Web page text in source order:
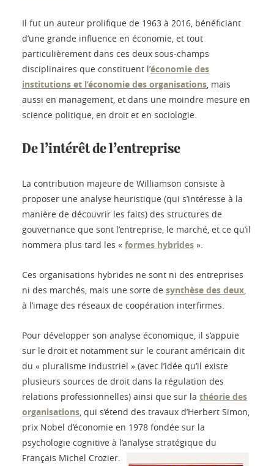
Il fut un auteur prolifique de 1963 à 2016, bénéficiant
d’une grande influence en économie, et tout
particulièrement dans ces deux sous-champs
disciplinaires que constituent l’économie des
institutions et l’économie des organisations, mais
aussi en management, et dans une moindre mesure en
science politique, en droit et en sociologie.
De l’intérêt de l’entreprise
La contribution majeure de Williamson consiste à
proposer une analyse heuristique (qui s’intéresse à la
manière de découvrir les faits) des structures de
gouvernance que sont l’entreprise, le marché, et ce qu’il
nommera plus tard les « formes hybrides ».
Ces organisations hybrides ne sont ni des entreprises
ni des marchés, mais une sorte de synthèse des deux,
à l’image des réseaux de coopération interfirmes.
Pour développer son analyse économique, il s’appuie
sur le droit et notamment sur le courant américain dit
du « pluralisme industriel » (avec l’idée qu’il existe
plusieurs sources de droit dans la régulation des
relations professionnelles) ainsi que sur la théorie des
organisations, qui s’étend des travaux d’Herbert Simon,
prix Nobel d’économie en 1978 fondée sur la
psychologie cognitive à l’analyse stratégique du
Français Michel Crozier.